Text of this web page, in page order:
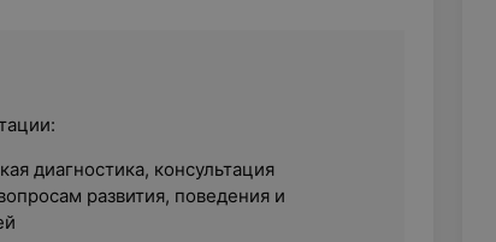
диагностика, консультация
развития, поведения и